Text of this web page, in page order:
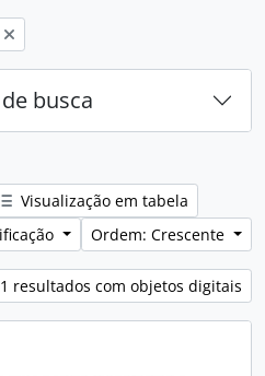
busca
Visualização em tabela
Ordem: Crescente
resultados com objetos digitais